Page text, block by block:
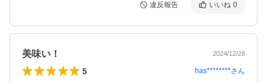
違反報告 いいね 0
美味い！ 2024/12/28
5 has********さん